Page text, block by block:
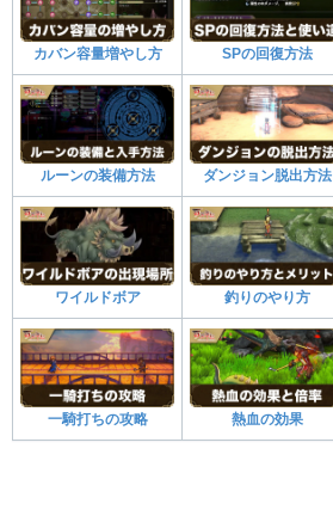
カバン容量増やし方 SPの回復方法
ルーンの装備方法 ダンジョン脱出方法
ワイルドボア 釣りのやり方
一騎打ちの攻略 熱血の効果